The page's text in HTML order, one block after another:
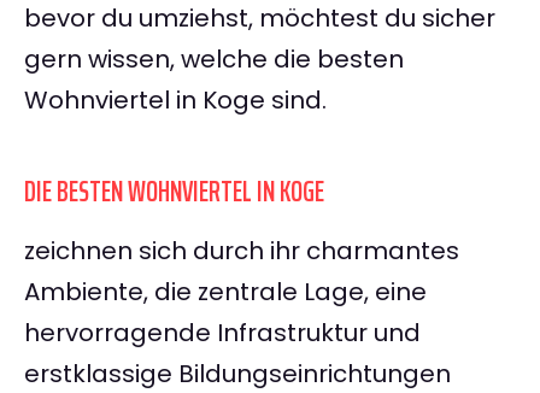
bevor du umziehst, möchtest du sicher
gern wissen, welche die besten
Wohnviertel in Koge sind.
DIE BESTEN WOHNVIERTEL IN KOGE
zeichnen sich durch ihr charmantes
Ambiente, die zentrale Lage, eine
hervorragende Infrastruktur und
erstklassige Bildungseinrichtungen